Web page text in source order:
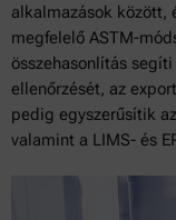
alkalmazások között,
megfelelő ASTM-
összehasonlítás
ellenőrzését, az
pedig egyszerűsítik
valamint a LIMS- és